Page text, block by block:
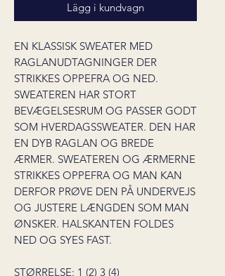
Lägg i kundvagn
EN KLASSISK SWEATER MED
RAGLANUDTAGNINGER DER
STRIKKES OPPEFRA OG NED.
SWEATEREN HAR STORT
BEVÆGELSESRUM OG PASSER GODT
SOM HVERDAGSSWEATER. DEN HAR
EN DYB RAGLAN OG BREDE
ÆRMER. SWEATEREN OG ÆRMERNE
STRIKKES OPPEFRA OG MAN KAN
DERFOR PRØVE DEN PÅ UNDERVEJS
OG JUSTERE LÆNGDEN SOM MAN
ØNSKER. HALSKANTEN FOLDES
NED OG SYES FAST.
STØRRELSE: 1 (2) 3 (4)